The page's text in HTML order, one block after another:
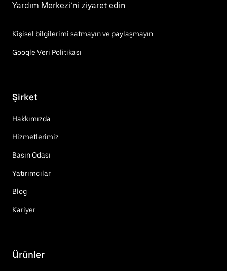
Yardım Merkezi’ni ziyaret edin
Kişisel bilgilerimi satmayın ve paylaşmayın
Google Veri Politikası
Şirket
Hakkımızda
Hizmetlerimiz
Basın Odası
Yatırımcılar
Blog
Kariyer
Ürünler